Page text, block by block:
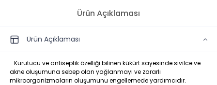
Ürün Açıklaması
Ürün Açıklaması
Kurutucu ve antiseptik özelliği bilinen kükürt sayesinde sivilce ve
akne oluşumuna sebep olan yağlanmayı ve zararlı
mikroorganizmaların oluşumunu engellemede yardımcıdır.